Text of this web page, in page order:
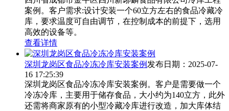
案例。客户需求:设计安装一个60立方左右的食品冷藏冷
库，要求温度可自由调节，在控制成本的前提下，选用
高效的设备等。
查看详情
深圳龙岗区食品冷冻冷库安装案例 发布日期：2025-07-
16 17:25:39
深圳龙岗区食品冷冻冷库安装案例。客户是需要做一个
冷冻冷库，主要用于储存食品，大小约为140立方，此外
还需将商家原有的小型冷藏冷库进行改造，加大库体结